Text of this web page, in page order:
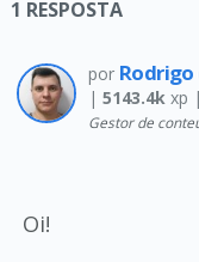
1 RESPOSTA
por Rodrigo
| 5143.4kxp |
Gestor de
Oi!